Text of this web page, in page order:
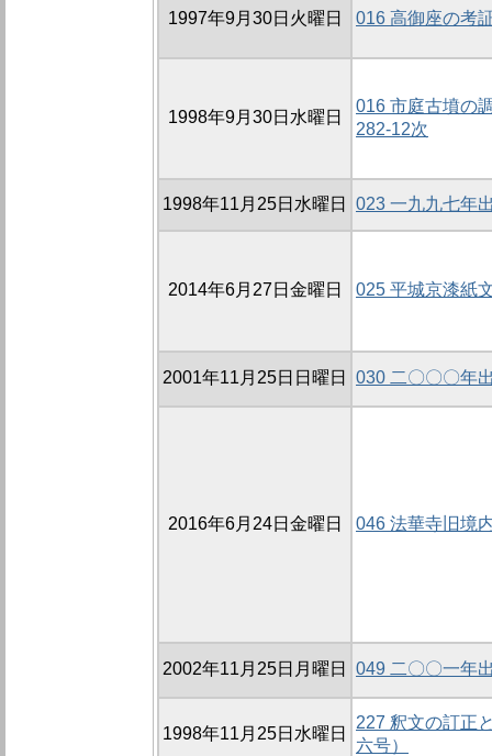
1997年9月30日火曜日 016 高御座の考
1998年9月30日水曜日
016 市庭古墳の
282-12次
1998年11月25日水曜日 023 一九九七年
2014年6月27日金曜日 025 平城京漆紙
2001年11月25日日曜日 030 二〇〇〇年
2016年6月24日金曜日 046 法華寺旧境
2002年11月25日月曜日 049 二〇〇一年
1998年11月25日水曜日
227 釈文の訂正
六号）